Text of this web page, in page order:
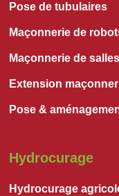
Pose de tubulaires
Maçonnerie de
Maçonnerie de
Extension
Pose &
Hydrocurage
Hydrocurage